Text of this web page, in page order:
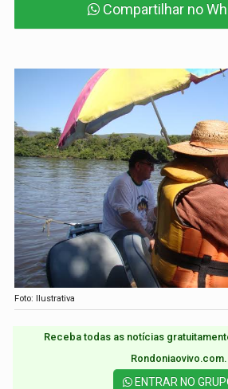
Compartilhar no
Foto: Ilustrativa
Receba todas as notícias
Rondoniaovivo.com.​
ENTRAR NO